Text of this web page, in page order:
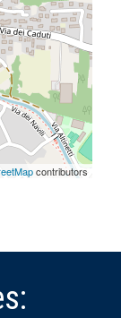
contributors